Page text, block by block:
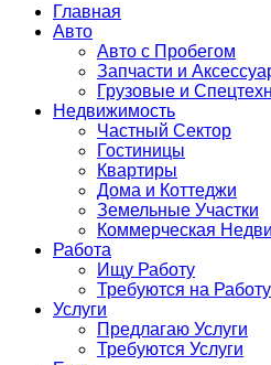
Главная
Авто
Авто с Пробегом
Запчасти и
Грузовые и
Недвижимость
Частный Сектор
Гостиницы
Квартиры
Дома и Коттеджи
Земельные Участки
Коммерческая
Работа
Ищу Работу
Требуются на Работу
Услуги
Предлагаю Услуги
Требуются Услуги